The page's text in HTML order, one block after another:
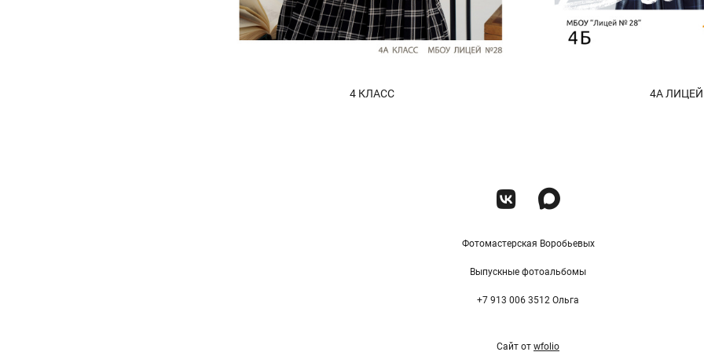
4 КЛАСС 4А ЛИЦЕЙ
Фотомастерская Воробьевых
Выпускные фотоальбомы
+7 913 006 3512 Ольга
Сайт от wfolio